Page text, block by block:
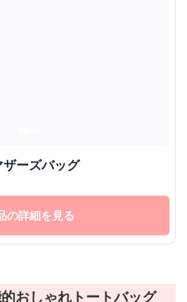
ザーズバッグ
の詳細を見る
おしゃれトートバッグ